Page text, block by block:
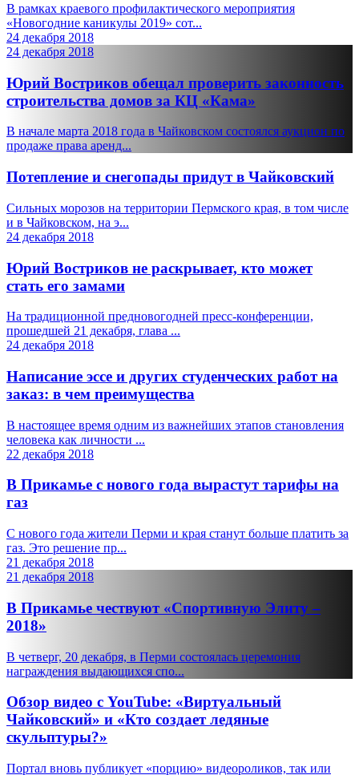
В рамках краевого профилактического мероприятия
«Новогодние каникулы 2019» сот...
24 декабря 2018
24 декабря 2018
Юрий Востриков обещал проверить законность
строительства домов за КЦ «Кама»
В начале марта 2018 года в Чайковском состоялся аукцион по
продаже права аренд...
Потепление и снегопады придут в Чайковский
Сильных морозов на территории Пермского края, в том числе
и в Чайковском, на э...
24 декабря 2018
Юрий Востриков не раскрывает, кто может
стать его замами
На традиционной предновогодней пресс-конференции,
прошедшей 21 декабря, глава ...
24 декабря 2018
Написание эссе и других студенческих работ на
заказ: в чем преимущества
В настоящее время одним из важнейших этапов становления
человека как личности ...
22 декабря 2018
В Прикамье с нового года вырастут тарифы на
газ
С нового года жители Перми и края станут больше платить за
газ. Это решение пр...
21 декабря 2018
21 декабря 2018
В Прикамье чествуют «Спортивную Элиту –
2018»
В четверг, 20 декабря, в Перми состоялась церемония
награждения выдающихся спо...
Обзор видео с YouTube: «Виртуальный
Чайковский» и «Кто создает ледяные
скульптуры?»
Портал вновь публикует «порцию» видеороликов, так или